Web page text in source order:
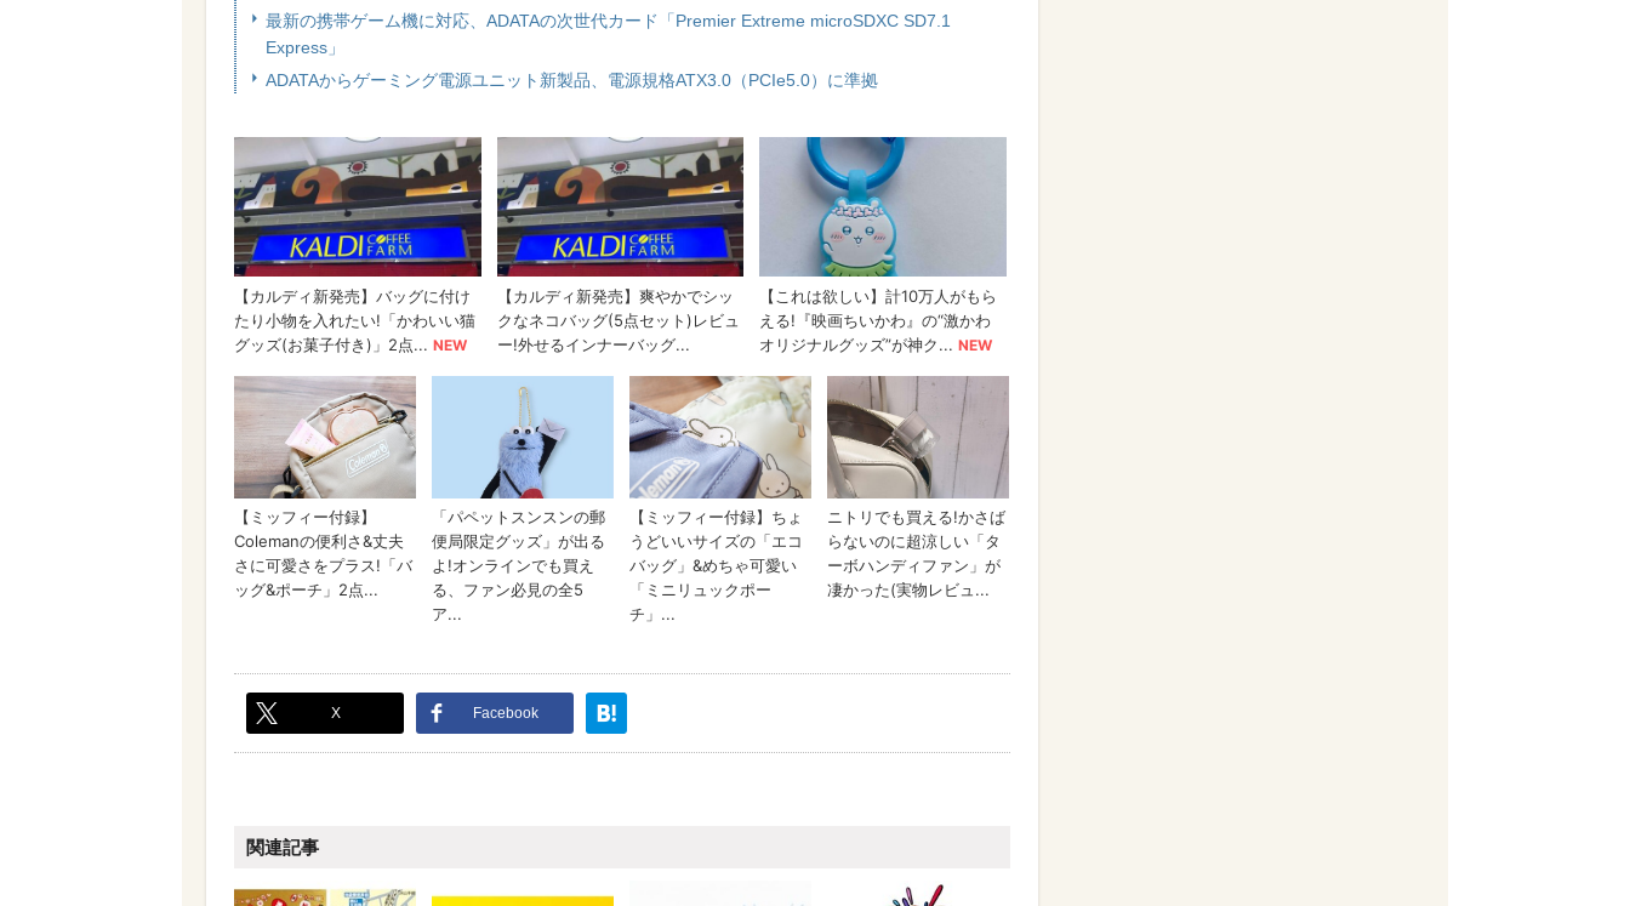
最新の携帯ゲーム機に対応、ADATAの次世代カード「Premier Extreme microSDXC SD7.1
Express」
ADATAからゲーミング電源ユニット新製品、電源規格ATX3.0（PCIe5.0）に準拠
X Facebook
関連記事